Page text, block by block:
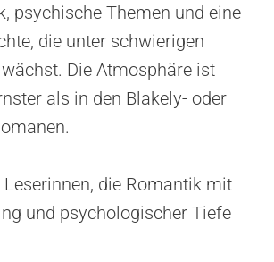
psychische Themen und eine
die unter schwierigen
Die Atmosphäre ist
als in den Blakely- oder
Leserinnen, die Romantik mit
und psychologischer Tiefe